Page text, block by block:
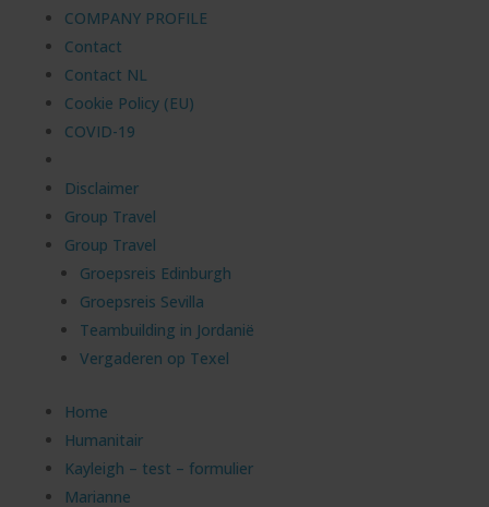
COMPANY PROFILE
Contact
Contact NL
Cookie Policy (EU)
COVID-19
Disclaimer
Group Travel
Group Travel
Groepsreis Edinburgh
Groepsreis Sevilla
Teambuilding in Jordanië
Vergaderen op Texel
Home
Humanitair
Kayleigh – test – formulier
Marianne